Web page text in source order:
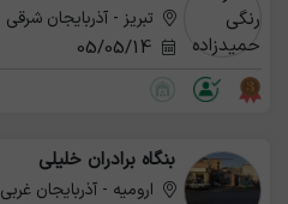
تبریز - آذربایجان شرقی
05/05/14
بنگاه برادران خلیلی
ارومیه - آذربایجان غربی